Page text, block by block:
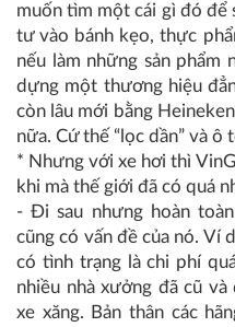
muốn tìm một cái gì đó để
tư vào bánh kẹo, thực
nếu làm những sản phẩm
dựng một thương hiệu
còn lâu mới bằng
nữa. Cứ thế “lọc dần” và ô
* Nhưng với xe hơi thì
khi mà thế giới đã có quá
- Đi sau nhưng hoàn
cũng có vấn đề của nó. Ví
có tình trạng là chi phí
nhiều nhà xưởng đã cũ
xe xăng. Bản thân các